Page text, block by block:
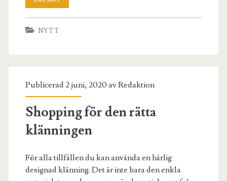
för
NYTT
Publicerad 2 juni, 2020 avRedaktion
Shopping för den rätta
klänningen
För alla tillfällen du kan använda en härlig
designad klänning. Det är inte bara den enkla